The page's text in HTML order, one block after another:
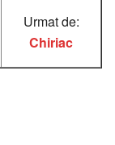
Urmat de:
Chiriac